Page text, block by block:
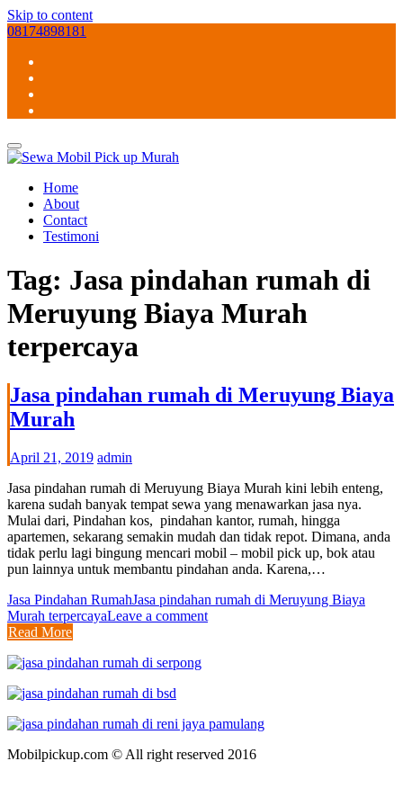
Skip to content
08174898181
Home
About
Contact
Testimoni
Tag: Jasa pindahan rumah di
Meruyung Biaya Murah
terpercaya
Jasa pindahan rumah di Meruyung Biaya
Murah
April 21, 2019 admin
Jasa pindahan rumah di Meruyung Biaya Murah kini lebih enteng,
karena sudah banyak tempat sewa yang menawarkan jasa nya.
Mulai dari, Pindahan kos, pindahan kantor, rumah, hingga
apartemen, sekarang semakin mudah dan tidak repot. Dimana, anda
tidak perlu lagi bingung mencari mobil – mobil pick up, bok atau
pun lainnya untuk membantu pindahan anda. Karena,…
Jasa Pindahan RumahJasa pindahan rumah di Meruyung Biaya
Murah terpercayaLeave a comment
Read More
Mobilpickup.com © All right reserved 2016